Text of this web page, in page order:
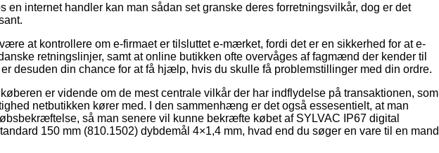
en internet handler kan man sådan set granske deres forretningsvilkår, dog er det
at kontrollere om e-firmaet er tilsluttet e-mærket, fordi det er en sikkerhed for at e-
retningslinjer, samt at online butikken ofte overvåges af fagmænd der kender til
desuden din chance for at få hjælp, hvis du skulle få problemstillinger med din ordre.
er vidende om de mest centrale vilkår der har indflydelse på transaktionen, som
netbutikken kører med. I den sammenhæng er det også essesentielt, at man
så man senere vil kunne bekræfte købet af SYLVAC IP67 digital
150 mm (810.1502) dybdemål 4×1,4 mm, hvad end du søger en vare til en mand